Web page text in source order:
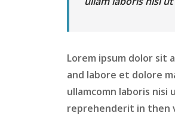
Lorem ipsum dolor sit
and labore et dolore
ullamcomn laboris nisi
reprehenderit in then